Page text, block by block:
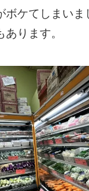
ボケてしまいま
ります。